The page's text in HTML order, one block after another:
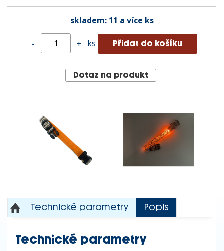
skladem: 11 a více ks
- + ks
Dotaz na produkt
Technické parametry Popis
Technické parametry